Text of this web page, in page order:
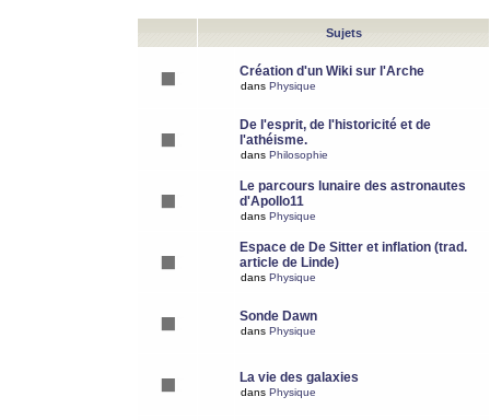
Sujets
Création d'un Wiki sur l'Arche
dans Physique
De l'esprit, de l'historicité et de
l'athéisme.
dans Philosophie
Le parcours lunaire des astronautes
d'Apollo11
dans Physique
Espace de De Sitter et inflation (trad.
article de Linde)
dans Physique
Sonde Dawn
dans Physique
La vie des galaxies
dans Physique